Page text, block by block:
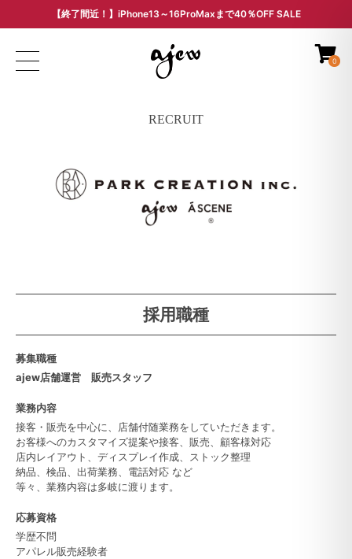
【終了間近！】iPhone13～16ProMaxまで40％OFF SALE
ARCHIVE SALE - 過去モデルをお得な価格で -
0
RECRUIT
採用職種
募集職種
ajew店舗運営 販売スタッフ
業務内容
接客・販売を中心に、店舗付随業務をしていただきます。
お客様へのカスタマイズ提案や接客、販売、顧客様対応
店内レイアウト、ディスプレイ作成、ストック整理
納品、検品、出荷業務、電話対応 など
等々、業務内容は多岐に渡ります。
応募資格
学歴不問
アパレル販売経験者